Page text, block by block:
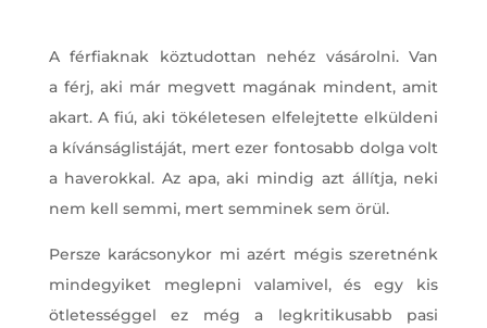
A férfiaknak köztudottan nehéz vásárolni. Van
a férj, aki már megvett magának mindent, amit
akart. A fiú, aki tökéletesen elfelejtette elküldeni
a kívánságlistáját, mert ezer fontosabb dolga volt
a haverokkal. Az apa, aki mindig azt állítja, neki
nem kell semmi, mert semminek sem örül.
Persze karácsonykor mi azért mégis szeretnénk
mindegyiket meglepni valamivel, és egy kis
ötletességgel ez még a legkritikusabb pasi